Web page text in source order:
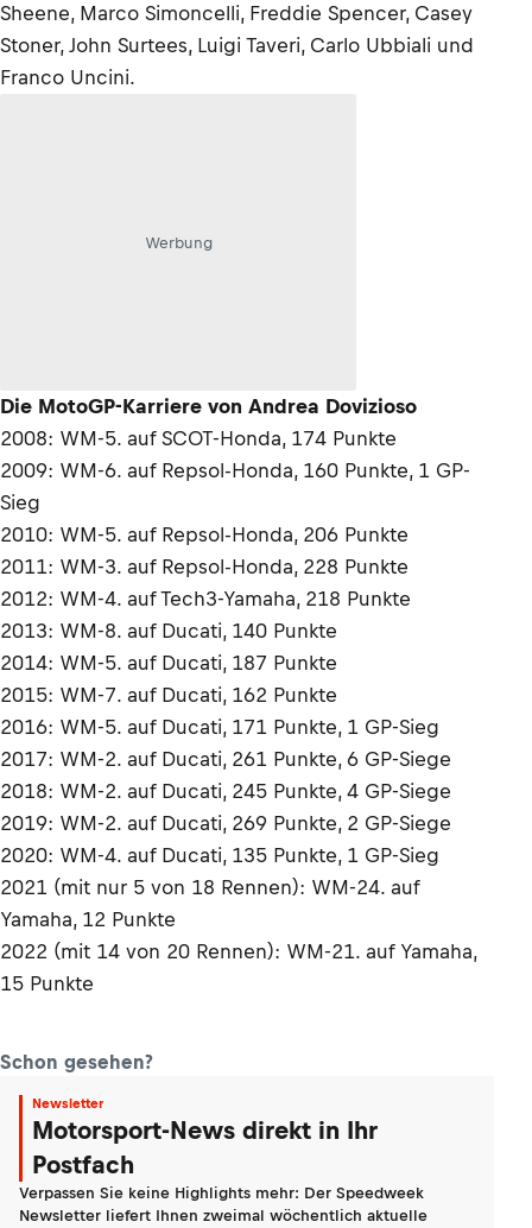
Sheene, Marco Simoncelli, Freddie Spencer, Casey
Stoner, John Surtees, Luigi Taveri, Carlo Ubbiali und
Franco Uncini.
Werbung
Die MotoGP-Karriere von Andrea Dovizioso
2008: WM-5. auf SCOT-Honda, 174 Punkte
2009: WM-6. auf Repsol-Honda, 160 Punkte, 1 GP-
Sieg
2010: WM-5. auf Repsol-Honda, 206 Punkte
2011: WM-3. auf Repsol-Honda, 228 Punkte
2012: WM-4. auf Tech3-Yamaha, 218 Punkte
2013: WM-8. auf Ducati, 140 Punkte
2014: WM-5. auf Ducati, 187 Punkte
2015: WM-7. auf Ducati, 162 Punkte
2016: WM-5. auf Ducati, 171 Punkte, 1 GP-Sieg
2017: WM-2. auf Ducati, 261 Punkte, 6 GP-Siege
2018: WM-2. auf Ducati, 245 Punkte, 4 GP-Siege
2019: WM-2. auf Ducati, 269 Punkte, 2 GP-Siege
2020: WM-4. auf Ducati, 135 Punkte, 1 GP-Sieg
2021 (mit nur 5 von 18 Rennen): WM-24. auf
Yamaha, 12 Punkte
2022 (mit 14 von 20 Rennen): WM-21. auf Yamaha,
15 Punkte
Schon gesehen?
Newsletter
Motorsport-News direkt in Ihr
Postfach
Verpassen Sie keine Highlights mehr: Der Speedweek
Newsletter liefert Ihnen zweimal wöchentlich aktuelle